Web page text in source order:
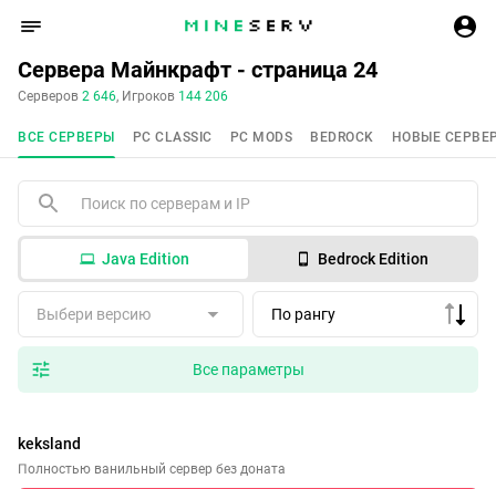
Сервера Майнкрафт - страница 24
Серверов 2 646, Игроков 144 206
ВСЕ СЕРВЕРЫ PC CLASSIC PC MODS BEDROCK НОВЫЕ
Java Edition Bedrock Edition
Выбери версию По рангу
Все параметры
keksland
Полностью ванильный сервер без доната